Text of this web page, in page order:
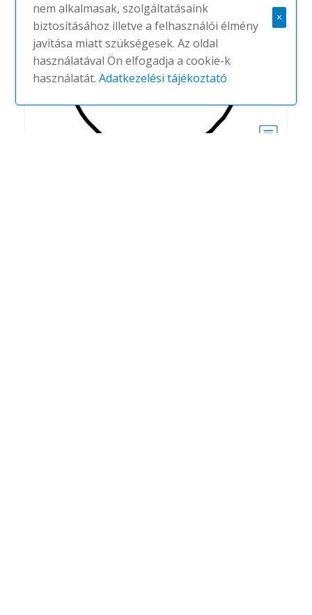
nem alkalmasak, szolgáltatásaink
biztosításához illetve a felhasználói élmény
javítása miatt szükségesek. Az oldal
használatával Ön elfogadja a cookie-k
használatát.Adatkezelési tájékoztató
×